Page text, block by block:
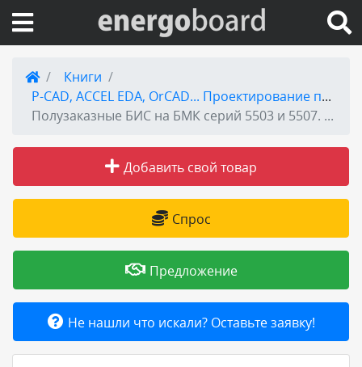
Вход на сайт
Поиск по сайту
Публикации
Справка
Товары и услуги
Добавить товар или услугу
Книги
P-CAD, ACCEL EDA, OrCAD... Проектирование печатных плат и электронных устройств
Полузаказные БИС на БМК серий 5503 и 5507. Практическое пособие. В 4 книгах. Книга 4
Добавить свой товар
Спрос
Предложение
Не нашли что искали? Оставьте заявку!